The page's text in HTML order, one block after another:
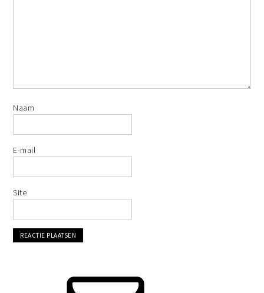
Naam
E-mail
Site